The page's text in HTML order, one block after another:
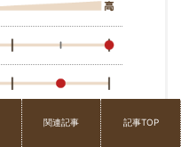
関連記事 記事TOP